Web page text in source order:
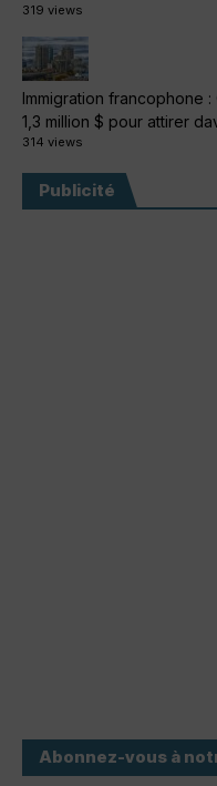
319 views
Immigration francophone
1,3 million $ pour attirer
314 views
Publicité
Abonnez-vous à